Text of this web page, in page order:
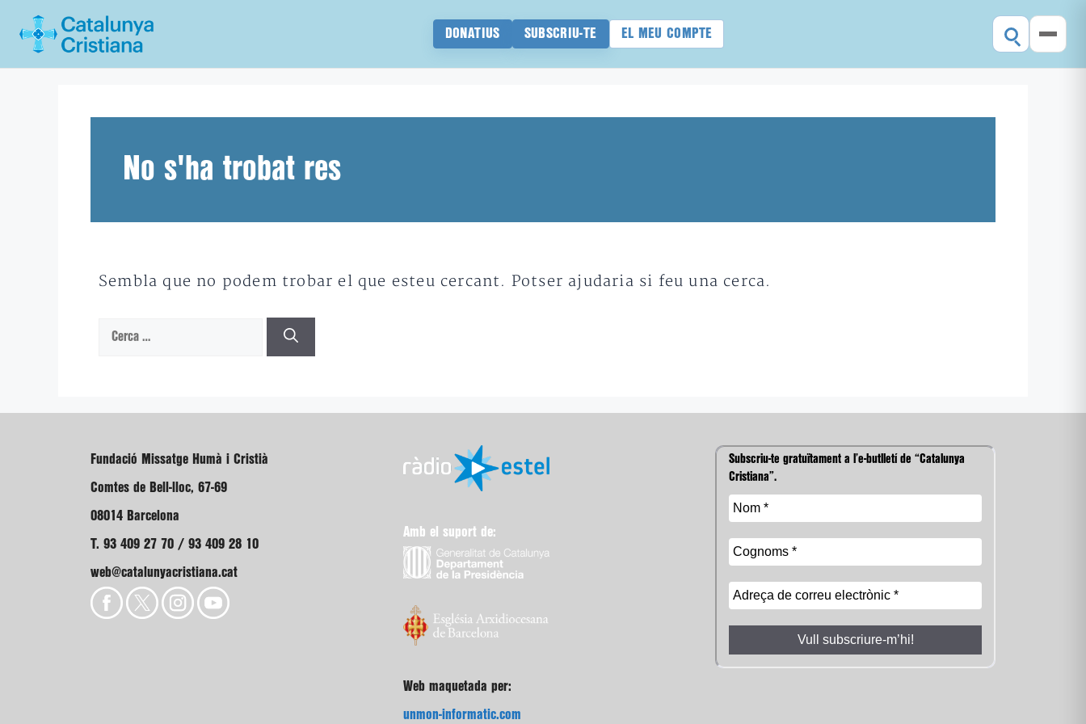
DONATIUS SUBSCRIU-TE EL MEU COMPTE
No s'ha trobat res
Sembla que no podem trobar el que esteu cercant. Potser ajudaria si feu una cerca.
Cerca:
Fundació Missatge Humà i Cristià
Comtes de Bell-lloc, 67-69
08014 Barcelona
T. 93 409 27 70 / 93 409 28 10
web@catalunyacristiana.cat
Amb el suport de:
Web maquetada per:
unmon-informatic.com
Subscriu-te gratuïtament a l’e-butlletí de “Catalunya
Cristiana”.